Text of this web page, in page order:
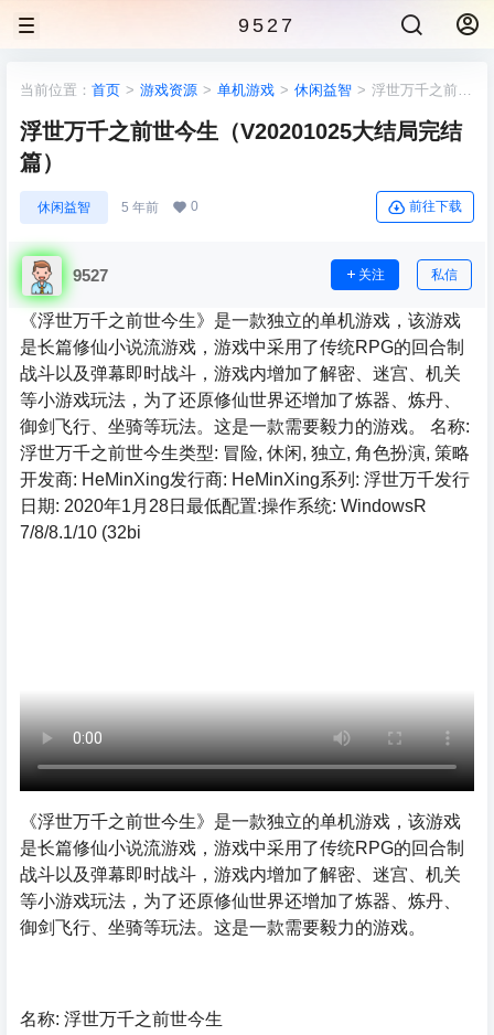
9527
当前位置： 首页 > 游戏资源 > 单机游戏 > 休闲益智 > 浮世万千之前世
浮世万千之前世今生（V20201025大结局完结
篇）
休闲益智 5 年前 0 前往下载
9527 关注 私信
《浮世万千之前世今生》是一款独立的单机游戏，该游戏
是长篇修仙小说流游戏，游戏中采用了传统RPG的回合制
战斗以及弹幕即时战斗，游戏内增加了解密、迷宫、机关
等小游戏玩法，为了还原修仙世界还增加了炼器、炼丹、
御剑飞行、坐骑等玩法。这是一款需要毅力的游戏。 名称:
浮世万千之前世今生类型: 冒险, 休闲, 独立, 角色扮演, 策略
开发商: HeMinXing发行商: HeMinXing系列: 浮世万千发行
日期: 2020年1月28日最低配置:操作系统: WindowsR
7/8/8.1/10 (32bi
《浮世万千之前世今生》是一款独立的单机游戏，该游戏
是长篇修仙小说流游戏，游戏中采用了传统RPG的回合制
战斗以及弹幕即时战斗，游戏内增加了解密、迷宫、机关
等小游戏玩法，为了还原修仙世界还增加了炼器、炼丹、
御剑飞行、坐骑等玩法。这是一款需要毅力的游戏。
名称: 浮世万千之前世今生